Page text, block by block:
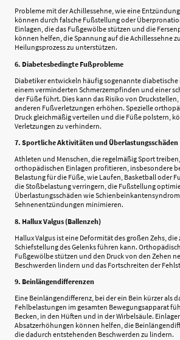
Probleme mit der Achillessehne, wie eine
können durch falsche Fußstellung oder
Einlagen, die das Fußgewölbe stützen und die
können helfen, die Spannung auf die Achillessehne
Heilungsprozess zu unterstützen.
6. Diabetesbedingte Fußprobleme
Diabetiker entwickeln häufig sogenannte
einem verminderten Schmerzempfinden und einer
der Füße führt. Dies kann das Risiko von
anderen Fußverletzungen erhöhen. Spezielle
Druck gleichmäßig verteilen und die Füße polstern,
Verletzungen zu verhindern.
7. Sportliche Aktivitäten und Überlastungsschäden
Athleten und Menschen, die regelmäßig Sport
orthopädischen Einlagen profitieren, insbesondere
Belastung für die Füße, wie Laufen, Basketball oder
die Stoßbelastung verringern, die Fußstellung
Überlastungsschäden wie
Sehnenentzündungen minimieren.
8. Hallux Valgus (Ballenzeh)
Hallux Valgus ist eine Deformität des großen Zehs,
Schiefstellung des Gelenks führen kann.
Fußgewölbe stützen und den Druck von den Zehen
Beschwerden lindern und das Fortschreiten der
9. Beinlängendifferenzen
Eine Beinlängendifferenz, bei der ein Bein kürzer als
Fehlbelastungen im gesamten Bewegungsapparat
Becken, in den Hüften und in der Wirbelsäule.
Absatzerhöhungen können helfen, die
die dadurch entstehenden Beschwerden zu lindern.